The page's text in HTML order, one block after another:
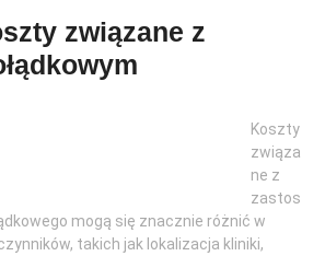
związane z
Koszty
związa
ne z
zastos
mogą się znacznie różnić w
takich jak lokalizacja kliniki,